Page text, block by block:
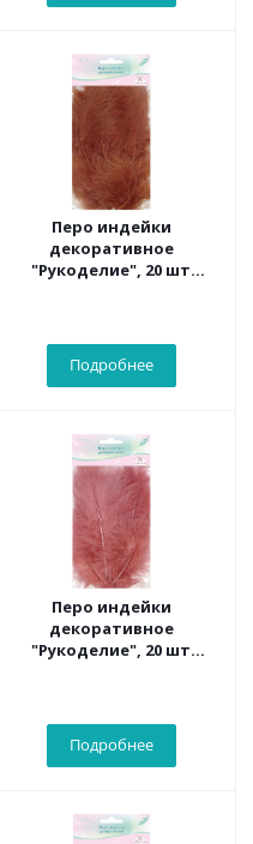
Перо индейки
декоративное
"Рукоделие", 20 шт
Подробнее
Перо индейки
декоративное
"Рукоделие", 20 шт
Подробнее